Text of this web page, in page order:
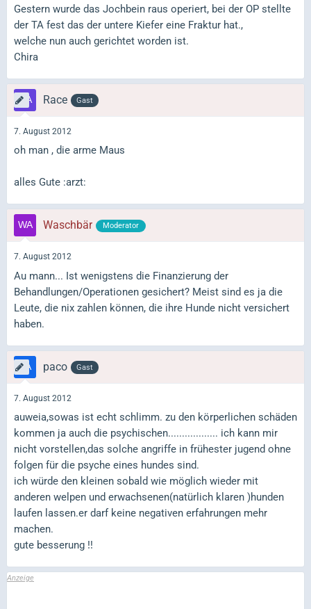
Gestern wurde das Jochbein raus operiert, bei der OP stellte
der TA fest das der untere Kiefer eine Fraktur hat.,
welche nun auch gerichtet worden ist.
Chira
Race Gast
7. August 2012
oh man , die arme Maus
alles Gute :arzt:
Waschbär Moderator
7. August 2012
Au mann... Ist wenigstens die Finanzierung der
Behandlungen/Operationen gesichert? Meist sind es ja die
Leute, die nix zahlen können, die ihre Hunde nicht versichert
haben.
paco Gast
7. August 2012
auweia,sowas ist echt schlimm. zu den körperlichen schäden
kommen ja auch die psychischen.................. ich kann mir
nicht vorstellen,das solche angriffe in frühester jugend ohne
folgen für die psyche eines hundes sind.
ich würde den kleinen sobald wie möglich wieder mit
anderen welpen und erwachsenen(natürlich klaren )hunden
laufen lassen.er darf keine negativen erfahrungen mehr
machen.
gute besserung !!